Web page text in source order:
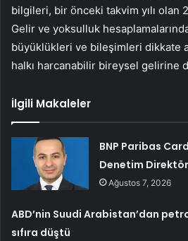
bilgileri, bir önceki takvim yılı olan
Gelir ve yoksulluk
büyüklükleri ve bileşimleri dikkate
halkı harcanabilir bireysel gelirine
İlgili Makaleler
BNP Paribas
Denetim
Ağustos 7, 2026
ABD’nin Suudi Arabistan’dan
sıfıra düştü